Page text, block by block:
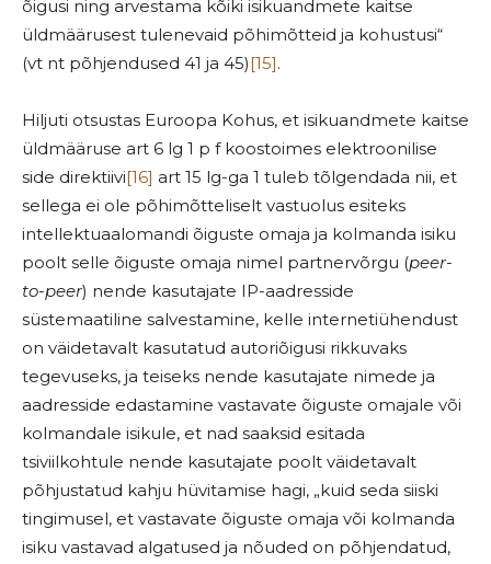
õigusi ning arvestama kõiki isikuandmete kaitse
üldmäärusest tulenevaid põhimõtteid ja kohustusi“
(vt nt põhjendused 41 ja 45)[15].
Hiljuti otsustas Euroopa Kohus, et isikuandmete kaitse
üldmääruse art 6 lg 1 p f koostoimes elektroonilise
side direktiivi[16] art 15 lg-ga 1 tuleb tõlgendada nii, et
sellega ei ole põhimõtteliselt vastuolus esiteks
intellektuaalomandi õiguste omaja ja kolmanda isiku
poolt selle õiguste omaja nimel partnervõrgu (peer-
to-peer) nende kasutajate IP-aadresside
süstemaatiline salvestamine, kelle internetiühendust
on väidetavalt kasutatud autoriõigusi rikkuvaks
tegevuseks, ja teiseks nende kasutajate nimede ja
aadresside edastamine vastavate õiguste omajale või
kolmandale isikule, et nad saaksid esitada
tsiviilkohtule nende kasutajate poolt väidetavalt
põhjustatud kahju hüvitamise hagi, „kuid seda siiski
tingimusel, et vastavate õiguste omaja või kolmanda
isiku vastavad algatused ja nõuded on põhjendatud,